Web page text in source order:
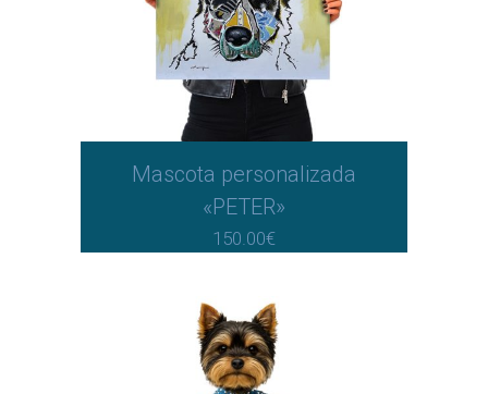
Mascota personalizada
«PETER»
150.00€